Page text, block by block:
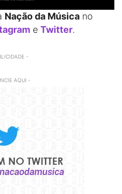
Nação da Música no
e Twitter.
-
AQUI -